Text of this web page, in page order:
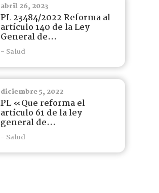
abril 26, 2023
PL 23484/2022 Reforma al
artículo 140 de la Ley
General de...
- Salud
diciembre 5, 2022
PL «Que reforma el
artículo 61 de la ley
general de...
- Salud